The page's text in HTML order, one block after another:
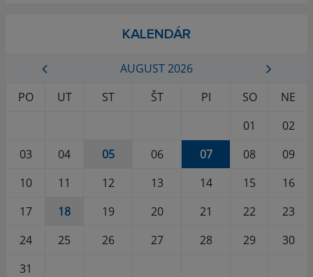
KALENDÁR
AUGUST 2026
PO
UT ST ŠT PI SO
NE
01
02
03
04 05 06 07 08
09
10
11 12 13 14 15
16
17
18 19 20 21 22
23
24
25 26 27 28 29
30
31